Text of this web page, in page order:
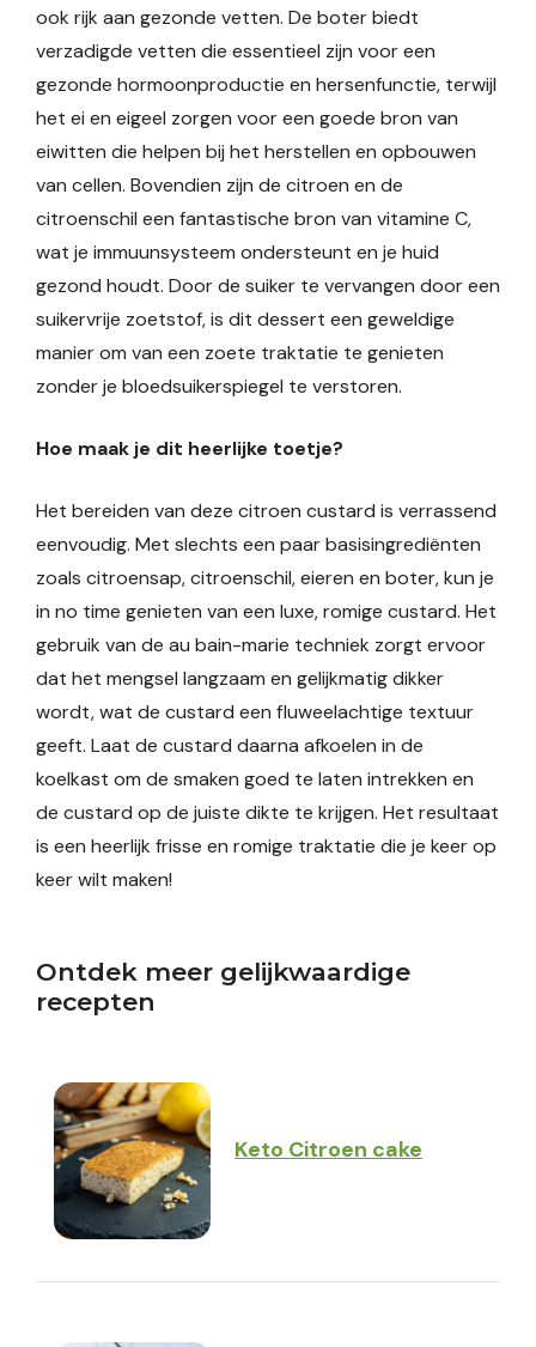
ook rijk aan gezonde vetten. De boter biedt
verzadigde vetten die essentieel zijn voor een
gezonde hormoonproductie en hersenfunctie, terwijl
het ei en eigeel zorgen voor een goede bron van
eiwitten die helpen bij het herstellen en opbouwen
van cellen. Bovendien zijn de citroen en de
citroenschil een fantastische bron van vitamine C,
wat je immuunsysteem ondersteunt en je huid
gezond houdt. Door de suiker te vervangen door een
suikervrije zoetstof, is dit dessert een geweldige
manier om van een zoete traktatie te genieten
zonder je bloedsuikerspiegel te verstoren.
Hoe maak je dit heerlijke toetje?
Het bereiden van deze citroen custard is verrassend
eenvoudig. Met slechts een paar basisingrediënten
zoals citroensap, citroenschil, eieren en boter, kun je
in no time genieten van een luxe, romige custard. Het
gebruik van de au bain-marie techniek zorgt ervoor
dat het mengsel langzaam en gelijkmatig dikker
wordt, wat de custard een fluweelachtige textuur
geeft. Laat de custard daarna afkoelen in de
koelkast om de smaken goed te laten intrekken en
de custard op de juiste dikte te krijgen. Het resultaat
is een heerlijk frisse en romige traktatie die je keer op
keer wilt maken!
Ontdek meer gelijkwaardige
recepten
Keto Citroen cake